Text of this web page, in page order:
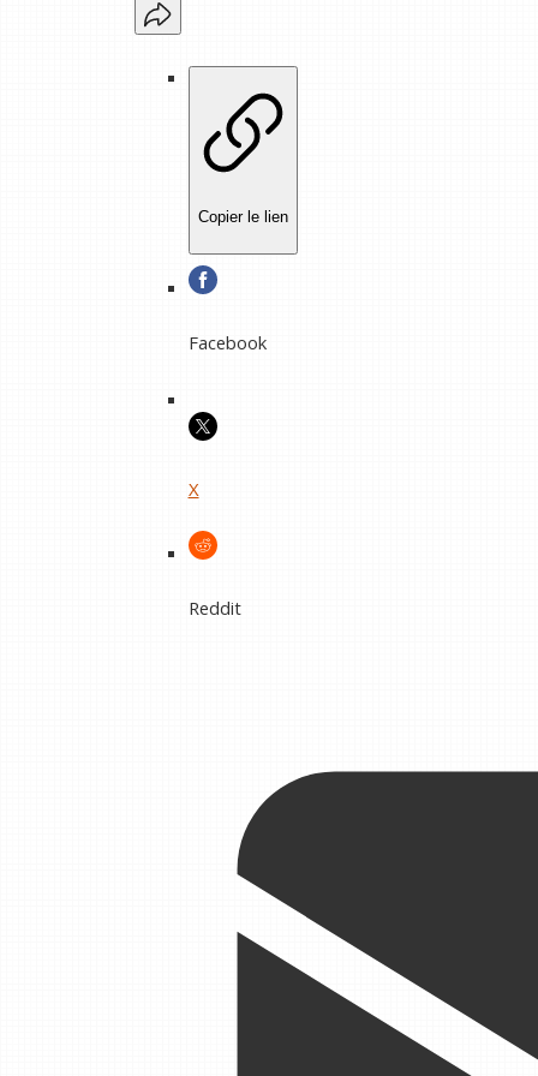
Copier le lien
Facebook
X
Reddit